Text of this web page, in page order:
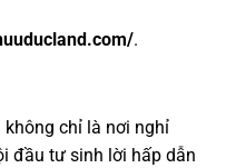
.
chỉ là nơi nghỉ
đầu tư sinh lời hấp dẫn